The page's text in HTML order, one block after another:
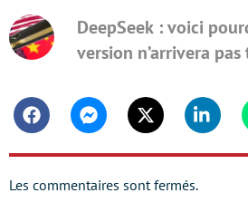
DeepSeek : voici
version n’arrivera
FacebookMessengerTwitter
Les commentaires sont fermés.